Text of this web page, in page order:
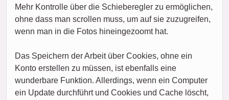
Mehr Kontrolle über die Schieberegler zu ermöglichen,
ohne dass man scrollen muss, um auf sie zuzugreifen,
wenn man in die Fotos hineingezoomt hat.
Das Speichern der Arbeit über Cookies, ohne ein
Konto erstellen zu müssen, ist ebenfalls eine
wunderbare Funktion. Allerdings, wenn ein Computer
ein Update durchführt und Cookies und Cache löscht,